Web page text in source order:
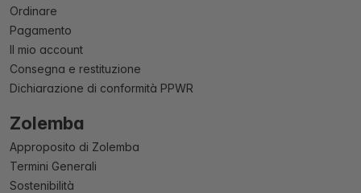
Ordinare
Pagamento
Il mio account
Consegna e restituzione
Dichiarazione di conformità PPWR
Zolemba
Approposito di Zolemba
Termini Generali
Sostenibilità